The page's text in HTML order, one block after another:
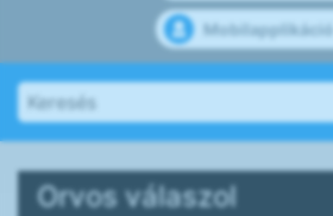
Mobilapplikáció
Orvos válaszol